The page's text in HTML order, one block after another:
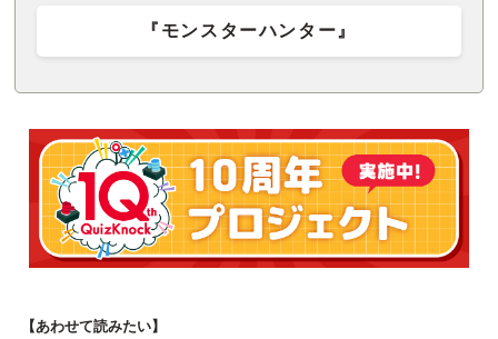
『モンスターハンター』
【あわせて読みたい】